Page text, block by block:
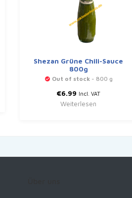
Shezan Grüne Chili-Sauce
800g
Out of stock- 800 g
€6.99 Incl. VAT
Weiterlesen